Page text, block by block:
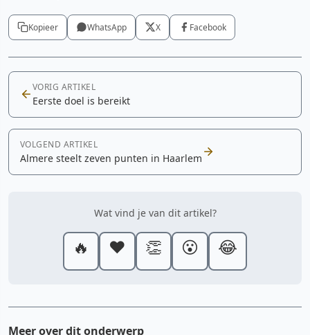
Kopieer WhatsApp X Facebook
VORIG ARTIKEL
Eerste doel is bereikt
VOLGEND ARTIKEL
Almere steelt zeven punten in Haarlem
Wat vind je van dit artikel?
🔥 ❤️ 👏 😮 😂
Meer over dit onderwerp